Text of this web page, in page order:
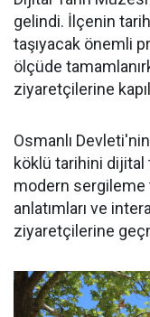
gelindi. İlçenin
taşıyacak önemli
ölçüde
ziyaretçilerine
Osmanlı
köklü tarihini
modern sergileme
anlatımları ve
ziyaretçilerine